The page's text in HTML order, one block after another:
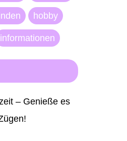
hobby
informationen
– Genieße es